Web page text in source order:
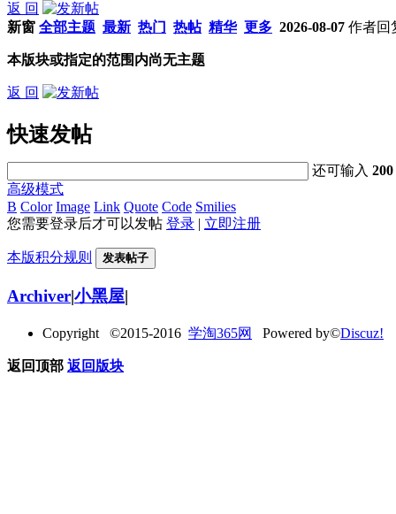
返 回
新窗 全部主题 最新 热门 热帖 精华 更多 2026-08-07 作者回
本版块或指定的范围内尚无主题
返 回
快速发帖
还可输入200
高级模式
B Color Image Link Quote Code Smilies
您需要登录后才可以发帖 登录 | 立即注册
本版积分规则 发表帖子
Archiver|小黑屋|
Copyright ©2015-2016 学淘365网 Powered by©Discuz!
返回顶部 返回版块